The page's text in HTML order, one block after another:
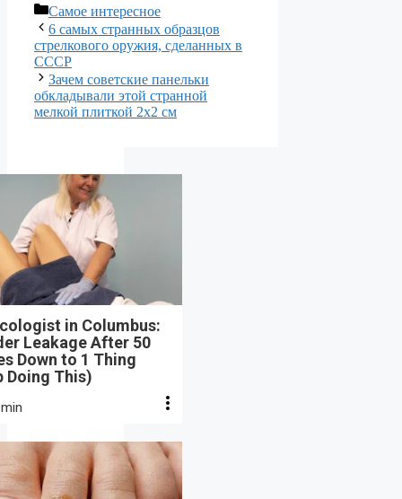
Рубрики
Самое интересное
6 самых странных образцов
стрелкового оружия, сделанных в
СССР
Зачем советские панельки
обкладывали этой странной
мелкой плиткой 2х2 см
in Columbus:
Leakage After 50
Down to 1 Thing
Doing This)